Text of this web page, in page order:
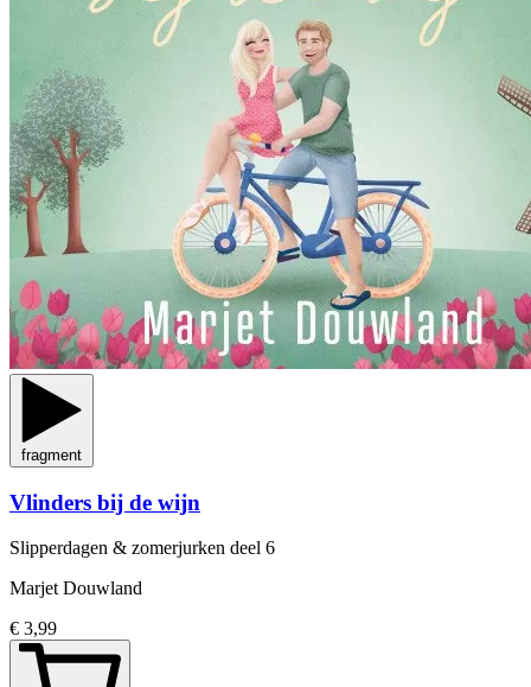
fragment
Vlinders bij de wijn
Slipperdagen & zomerjurken deel 6
Marjet Douwland
€ 3,99